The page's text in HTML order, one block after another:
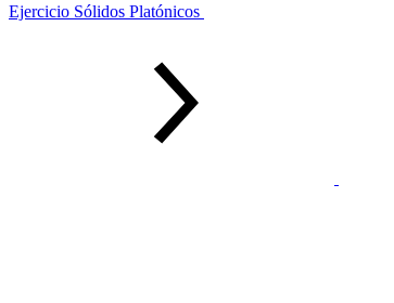
Ejercicio Sólidos Platónicos